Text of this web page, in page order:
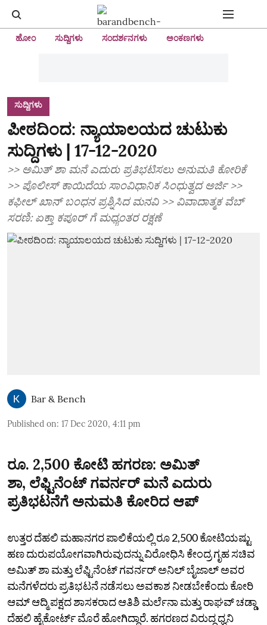
ಹೋಂ ಸುದ್ದಿಗಳು ಸಂದರ್ಶನಗಳು ಅಂಕಣಗಳು
ಸುದ್ದಿಗಳು
ಪೀಠದಿಂದ: ನ್ಯಾಯಾಲಯದ ಚುಟುಕು
ಸುದ್ದಿಗಳು | 17-12-2020
>> ಅಮಿತ್‌ ಶಾ ಮನೆ ಎದುರು ಪ್ರತಿಭಟಿಸಲು ಅನುಮತಿ ಕೋರಿಕೆ
>> ಪೊಲೀಸ್ ಕಾಯಿದೆಯ ಸಾಂವಿಧಾನಿಕ ಸಿಂಧುತ್ವದ ಅರ್ಜಿ >>
ಕಫೀಲ್ ಖಾನ್ ಬಂಧನ ಪ್ರಶ್ನಿಸಿದ ಮನವಿ >> ವಿವಾದಾತ್ಮಕ ವೆಬ್‌
ಸರಣಿ: ಏಕ್ತಾ ಕಪೂರ್‌ ಗೆ ಮಧ್ಯಂತರ ರಕ್ಷಣೆ
Bar & Bench
Published on: 17 Dec 2020, 4:11 pm
ರೂ. 2,500 ಕೋಟಿ ಹಗರಣ: ಅಮಿತ್‌
ಶಾ, ಲೆಫ್ಟಿನೆಂಟ್‌ ಗವರ್ನರ್‌ ಮನೆ ಎದುರು
ಪ್ರತಿಭಟನೆಗೆ ಅನುಮತಿ ಕೋರಿದ ಆಪ್‌
ಉತ್ತರ ದೆಹಲಿ ಮಹಾನಗರ ಪಾಲಿಕೆಯಲ್ಲಿ ರೂ 2,500 ಕೋಟಿಯಷ್ಟು
ಹಣ ದುರುಪಯೋಗವಾಗಿರುವುದನ್ನು ವಿರೋಧಿಸಿ ಕೇಂದ್ರ ಗೃಹ ಸಚಿವ
ಅಮಿತ್ ಶಾ ಮತ್ತು ಲೆಫ್ಟಿನೆಂಟ್ ಗವರ್ನರ್ ಅನಿಲ್ ಬೈಜಾಲ್ ಅವರ
ಮನೆಗಳೆದರು ಪ್ರತಿಭಟನೆ ನಡೆಸಲು ಅವಕಾಶ ನೀಡಬೇಕೆಂದು ಕೋರಿ
ಆಮ್‌ ಆದ್ಮಿ ಪಕ್ಷದ ಶಾಸಕರಾದ ಆತಿಶಿ ಮರ್ಲೆನಾ ಮತ್ತು ರಾಘವ್ ಚಡ್ಡಾ
ದೆಹಲಿ ಹೈಕೋರ್ಟ್‌ ಮೊರೆ ಹೋಗಿದ್ದಾರೆ. ಹಗರಣದ ವಿರುದ್ಧ ಧ್ವನಿ